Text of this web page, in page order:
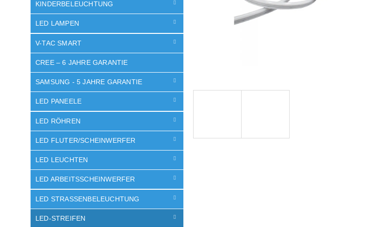
KINDERBELEUCHTUNG
LED LAMPEN
V-TAC SMART
CREE – 6 JAHRE GARANTIE
SAMSUNG - 5 JAHRE GARANTIE
LED PANEELE
LED RÖHREN
LED FLUTER/SCHEINWERFER
LED LEUCHTEN
LED ARBEITSSCHEINWERFER
LED STRASSENBELEUCHTUNG
LED-STREIFEN